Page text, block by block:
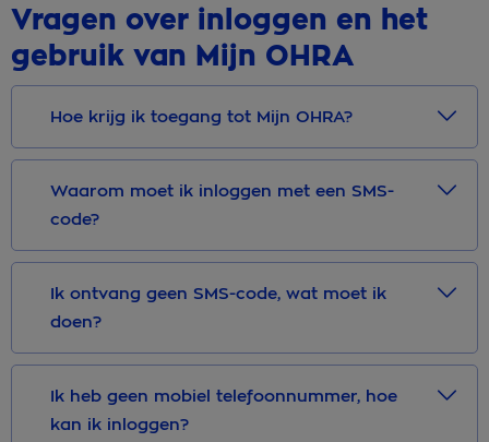
Vragen over inloggen en het
gebruik van Mijn OHRA
Hoe krijg ik toegang tot Mijn OHRA?
Waarom moet ik inloggen met een SMS-
code?
Ik ontvang geen SMS-code, wat moet ik
doen?
Ik heb geen mobiel telefoonnummer, hoe
kan ik inloggen?